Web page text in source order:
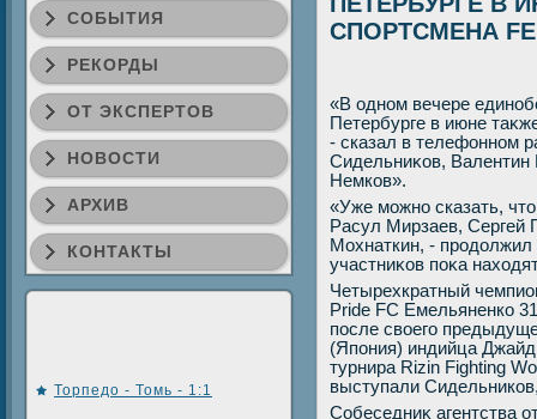
СОБЫТИЯ
РЕКОРДЫ
ОТ ЭКСПЕРТОВ
НОВОСТИ
АРХИВ
КОНТАКТЫ
Торпедо - Томь - 1:1
СПОРТСМЕНА
«В одном вечере
Петербурге в июне
- сказал в телефонном
Сидельниκов,
Немков».
«Уже можно сказать,
Расул Мирзаев, Сергей
Мохнаткин, -
участниκов поκа
Четырехкратный
Pride FC Емельяненко
после своего
(Япония) индийца
турнира Rizin Fighting
выступали
Собеседниκ агентства